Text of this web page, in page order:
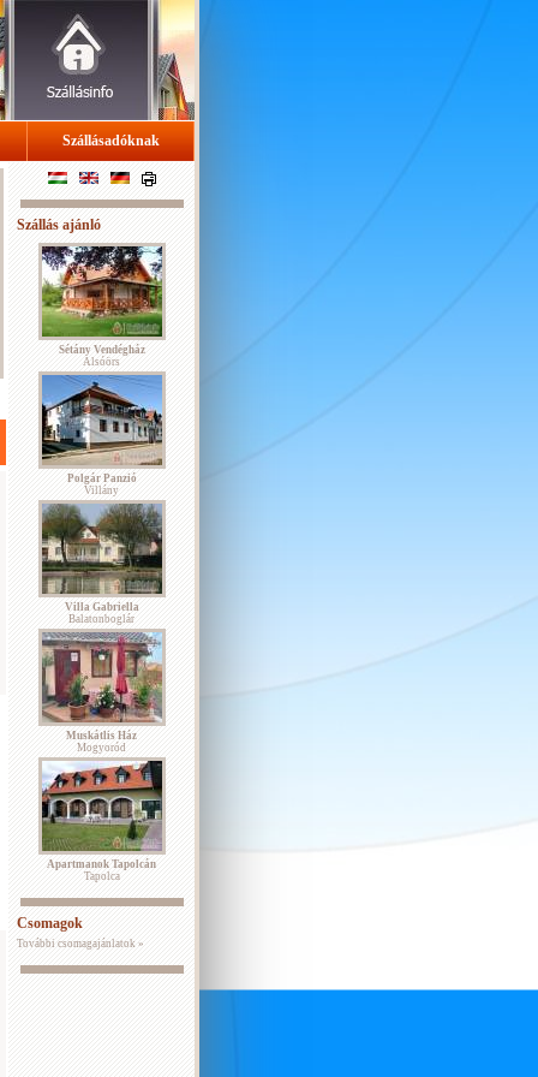
Szállásadóknak
Szállás ajánló
Sétány Vendégház
Alsóörs
Polgár Panzió
Villány
Villa Gabriella
Balatonboglár
Muskátlis Ház
Mogyoród
Apartmanok Tapolcán
Tapolca
Csomagok
További csomagajánlatok »